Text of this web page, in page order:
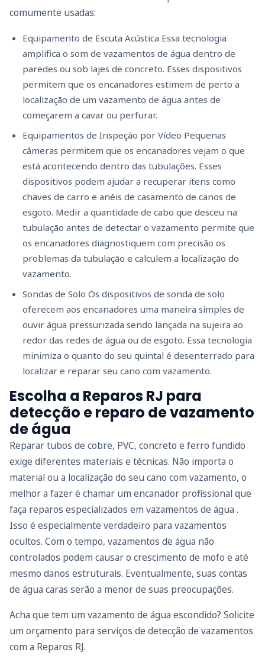
comumente usadas:
Equipamento de Escuta Acústica Essa tecnologia
amplifica o som de vazamentos de água dentro de
paredes ou sob lajes de concreto. Esses dispositivos
permitem que os encanadores estimem de perto a
localização de um vazamento de água antes de
começarem a cavar ou perfurar.
Equipamentos de Inspeção por Vídeo Pequenas
câmeras permitem que os encanadores vejam o que
está acontecendo dentro das tubulações. Esses
dispositivos podem ajudar a recuperar itens como
chaves de carro e anéis de casamento de canos de
esgoto. Medir a quantidade de cabo que desceu na
tubulação antes de detectar o vazamento permite que
os encanadores diagnostiquem com precisão os
problemas da tubulação e calculem a localização do
vazamento.
Sondas de Solo Os dispositivos de sonda de solo
oferecem aos encanadores uma maneira simples de
ouvir água pressurizada sendo lançada na sujeira ao
redor das redes de água ou de esgoto. Essa tecnologia
minimiza o quanto do seu quintal é desenterrado para
localizar e reparar seu cano com vazamento.
Escolha a Reparos RJ para
detecção e reparo de vazamento
de água
Reparar tubos de cobre, PVC, concreto e ferro fundido
exige diferentes materiais e técnicas. Não importa o
material ou a localização do seu cano com vazamento, o
melhor a fazer é chamar um encanador profissional que
faça reparos especializados em vazamentos de água .
Isso é especialmente verdadeiro para vazamentos
ocultos. Com o tempo, vazamentos de água não
controlados podem causar o crescimento de mofo e até
mesmo danos estruturais. Eventualmente, suas contas
de água caras serão a menor de suas preocupações.
Acha que tem um vazamento de água escondido? Solicite
um orçamento para serviços de detecção de vazamentos
com a Reparos RJ.